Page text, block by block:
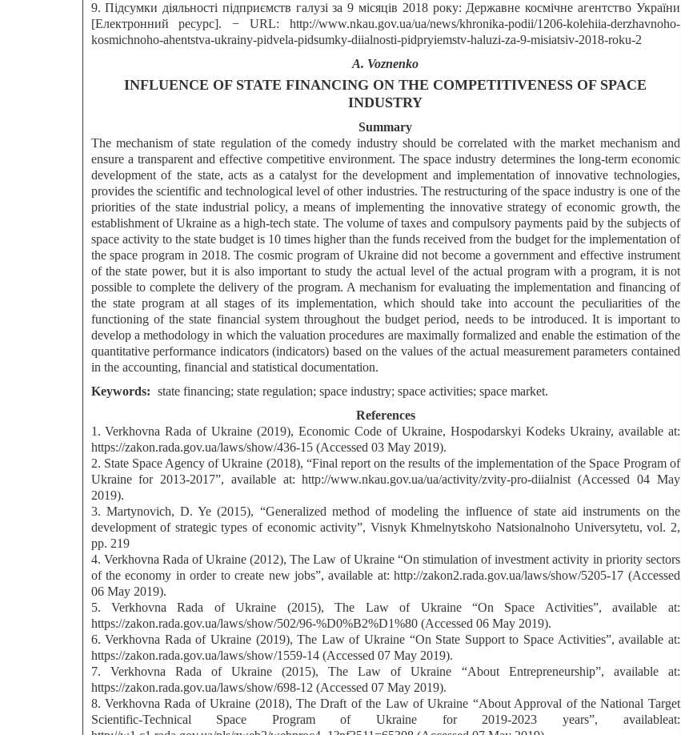
9. Підсумки діяльності підприємств галузі за 9 місяців 2018 року: Державне космічне агентство України
[Електронний ресурс]. − URL: http://www.nkau.gov.ua/ua/news/khronika-podii/1206-kolehiia-derzhavnoho-
kosmichnoho-ahentstva-ukrainy-pidvela-pidsumky-diialnosti-pidpryiemstv-haluzi-za-9-misiatsiv-2018-roku-2
A. Voznenko
INFLUENCE OF STATE FINANCING ON THE COMPETITIVENESS OF SPACE
INDUSTRY
Summary
The mechanism of state regulation of the comedy industry should be correlated with the market mechanism and
ensure a transparent and effective competitive environment. The space industry determines the long-term economic
development of the state, acts as a catalyst for the development and implementation of innovative technologies,
provides the scientific and technological level of other industries. The restructuring of the space industry is one of the
priorities of the state industrial policy, a means of implementing the innovative strategy of economic growth, the
establishment of Ukraine as a high-tech state. The volume of taxes and compulsory payments paid by the subjects of
space activity to the state budget is 10 times higher than the funds received from the budget for the implementation of
the space program in 2018. The cosmic program of Ukraine did not become a government and effective instrument
of the state power, but it is also important to study the actual level of the actual program with a program, it is not
possible to complete the delivery of the program. A mechanism for evaluating the implementation and financing of
the state program at all stages of its implementation, which should take into account the peculiarities of the
functioning of the state financial system throughout the budget period, needs to be introduced. It is important to
develop a methodology in which the valuation procedures are maximally formalized and enable the estimation of the
quantitative performance indicators (indicators) based on the values of the actual measurement parameters contained
in the accounting, financial and statistical documentation.
Keywords: state financing; state regulation; space industry; space activities; space market.
References
1. Verkhovna Rada of Ukraine (2019), Economic Code of Ukraine, Hospodarskyi Kodeks Ukrainy, available at:
https://zakon.rada.gov.ua/laws/show/436-15 (Accessed 03 May 2019).
2. State Space Agency of Ukraine (2018), “Final report on the results of the implementation of the Space Program of
Ukraine for 2013-2017”, available at: http://www.nkau.gov.ua/ua/activity/zvity-pro-diialnist (Accessed 04 May
2019).
3. Martynovich, D. Ye (2015), “Generalized method of modeling the influence of state aid instruments on the
development of strategic types of economic activity”, Visnyk Khmelnytskoho Natsionalnoho Universytetu, vol. 2,
pp. 219
4. Verkhovna Rada of Ukraine (2012), The Law of Ukraine “On stimulation of investment activity in priority sectors
of the economy in order to create new jobs”, available at: http://zakon2.rada.gov.ua/laws/show/5205-17 (Accessed
06 May 2019).
5. Verkhovna Rada of Ukraine (2015), The Law of Ukraine “On Space Activities”, available at:
https://zakon.rada.gov.ua/laws/show/502/96-%D0%B2%D1%80 (Accessed 06 May 2019).
6. Verkhovna Rada of Ukraine (2019), The Law of Ukraine “On State Support to Space Activities”, available at:
https://zakon.rada.gov.ua/laws/show/1559-14 (Accessed 07 May 2019).
7. Verkhovna Rada of Ukraine (2015), The Law of Ukraine “About Entrepreneurship”, available at:
https://zakon.rada.gov.ua/laws/show/698-12 (Accessed 07 May 2019).
8. Verkhovna Rada of Ukraine (2018), The Draft of the Law of Ukraine “About Approval of the National Target
Scientific-Technical Space Program of Ukraine for 2019-2023 years”, availableat: